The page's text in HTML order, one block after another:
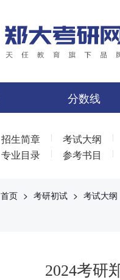
分数线
招生简章 | 考试大纲 |
专业目录
| 参考书目 |
首页 > 考研初试 > 考试大纲
2024考研